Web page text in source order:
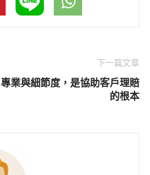
下一篇文章
專業與細節度，是協助客戶理賠
的根本